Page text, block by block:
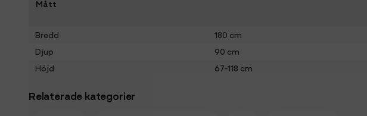
Mått
Bredd
180 cm
Djup
90 cm
Höjd
67-118 cm
Relaterade kategorier